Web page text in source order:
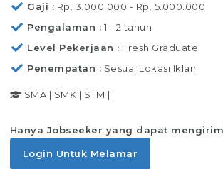
Gaji
Rp. 3.000.000 - Rp. 5.000.000
Pengalaman
1 - 2 tahun
Level Pekerjaan
Fresh Graduate
Penempatan
Sesuai Lokasi Iklan
SMA | SMK | STM |
Hanya Jobseeker yang dapat
Login Untuk Melamar